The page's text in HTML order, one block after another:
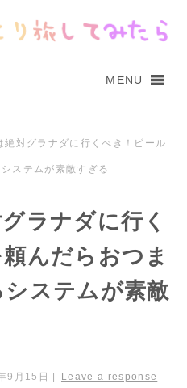
MENU
絶対グラナダに行くべき！ビール
ステムが素敵すぎる
ラナダに行く
んだらおつま
ステムが素敵
9月15日 | Leave a response